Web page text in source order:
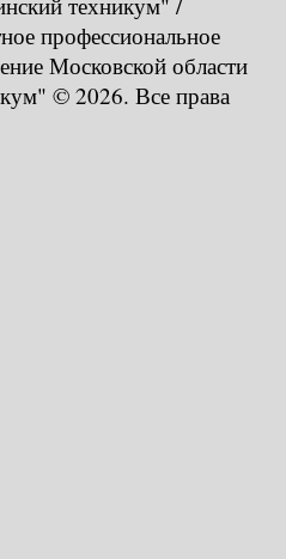
профессиональное
Московской области
© 2026. Все права